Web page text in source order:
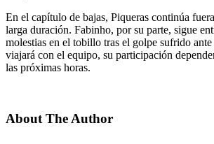
En el capítulo de bajas, Piqueras continúa
larga duración. Fabinho, por su parte, sigue
molestias en el tobillo tras el golpe sufrido
viajará con el equipo, su participación
las próximas horas.
About The Author